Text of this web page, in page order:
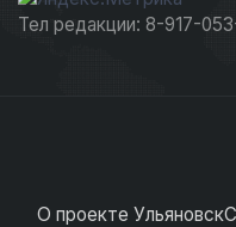
Тел редакции: 8-917-
О проекте